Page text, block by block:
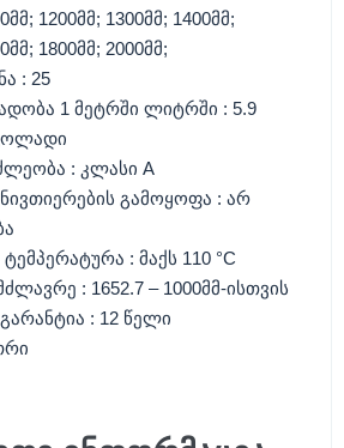
1200მმ; 1300მმ; 1400მმ;
1800მმ; 2000მმ;
: 25
1 მეტრში ლიტრში : 5.9
: კლასი A
გამოყოფა : არ
: მაქს 110 °C
: 1652.7 – 1000მმ-ისთვის
: 12 წელი